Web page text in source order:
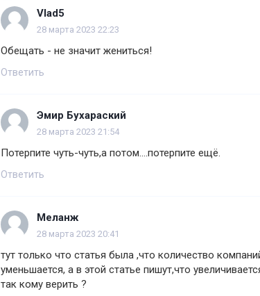
Vlad5
28 марта 2023 22:23
Обещать - не значит жениться!
Ответить
Эмир Бухараский
28 марта 2023 21:54
Потерпите чуть-чуть,а потом....потерпите ещё.
Ответить
Меланж
28 марта 2023 20:41
тут только что статья была ,что количество
уменьшается, а в этой статье пишут,что
так кому верить ?